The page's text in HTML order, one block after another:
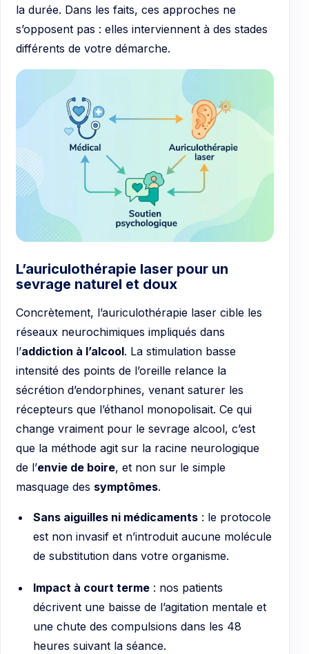
la durée. Dans les faits, ces approches ne
s’opposent pas : elles interviennent à des stades
différents de votre démarche.
L’auriculothérapie laser pour un
sevrage naturel et doux
Concrètement, l’auriculothérapie laser cible les
réseaux neurochimiques impliqués dans
l’addiction à l’alcool. La stimulation basse
intensité des points de l’oreille relance la
sécrétion d’endorphines, venant saturer les
récepteurs que l’éthanol monopolisait. Ce qui
change vraiment pour le sevrage alcool, c’est
que la méthode agit sur la racine neurologique
de l’envie de boire, et non sur le simple
masquage des symptômes.
Sans aiguilles ni médicaments: le protocole
est non invasif et n’introduit aucune molécule
de substitution dans votre organisme.
Impact à court terme: nos patients
décrivent une baisse de l’agitation mentale et
une chute des compulsions dans les 48
heures suivant la séance.